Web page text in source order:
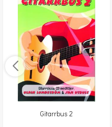
Gitarrbus 2